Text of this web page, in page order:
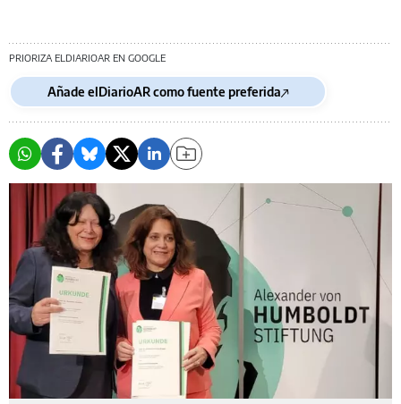
PRIORIZA ELDIARIOAR EN GOOGLE
Añade elDiarioAR como fuente preferida